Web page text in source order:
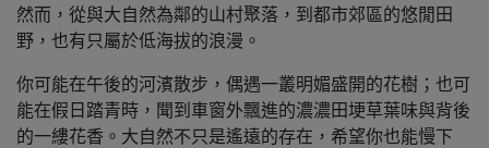
然而，從與大自然為鄰的山村聚落，到都市郊區的悠閒田
野，也有只屬於低海拔的浪漫。
你可能在午後的河濱散步，偶遇一叢明媚盛開的花樹；也可
能在假日踏青時，聞到車窗外飄進的濃濃田埂草葉味與背後
的一縷花香。大自然不只是遙遠的存在，希望你也能慢下